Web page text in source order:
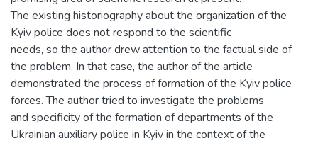
The existing historiography about the organization of the
Kyiv police does not respond to the scientific
needs, so the author drew attention to the factual side of
the problem. In that case, the author of the article
demonstrated the process of formation of the Kyiv police
forces. The author tried to investigate the problems
and specificity of the formation of departments of the
Ukrainian auxiliary police in Kyiv in the context of the